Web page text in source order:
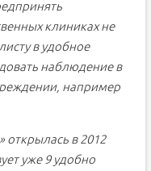
клиниках не
в удобное
наблюдение в
например
открылась в 2012
уже 9 удобно